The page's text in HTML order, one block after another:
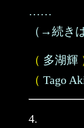
……
（→続き
（ 多湖輝
（ Tago
4.